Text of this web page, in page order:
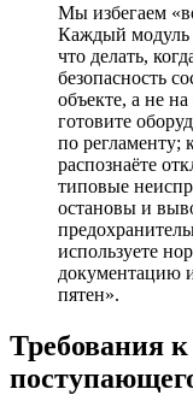
Мы избегаем
Каждый модуль
что делать,
безопасность
объекте, а не
готовите
по регламенту;
распознаёте
типовые
остановы и
используете
документацию
пятен».
Требования